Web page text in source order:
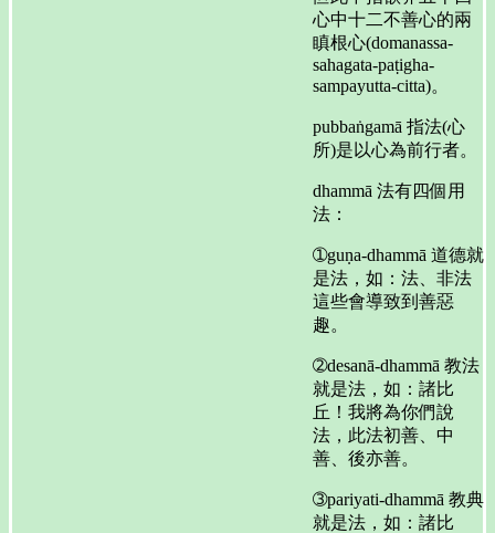
心中十二不善心的兩
瞋根心(domanassa-
sahagata-paṭigha-
sampayutta-citta)。
pubbaṅgamā 指法(心
所)是以心為前行者。
dhammā 法有四個用
法：
➀guṇa-dhammā 道德就
是法，如：法、非法
這些會導致到善惡
趣。
➁desanā-dhammā 教法
就是法，如：諸比
丘！我將為你們說
法，此法初善、中
善、後亦善。
➂pariyati-dhammā 教典
就是法，如：諸比